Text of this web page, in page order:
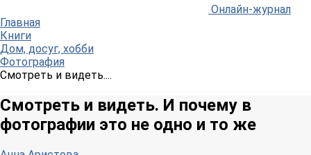
Онлайн-журнал
Главная
Книги
Дом, досуг, хобби
Фотография
Смотреть и видеть....
Смотреть и видеть. И почему в
фотографии это не одно и то же